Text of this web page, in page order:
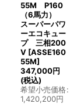
55M P160
（6馬力）
スーパーパワ
ーエコキュー
プ 三相200
V [ASSE160
55M]
347,000円
(税込)
希望小売価格:
1,420,200円